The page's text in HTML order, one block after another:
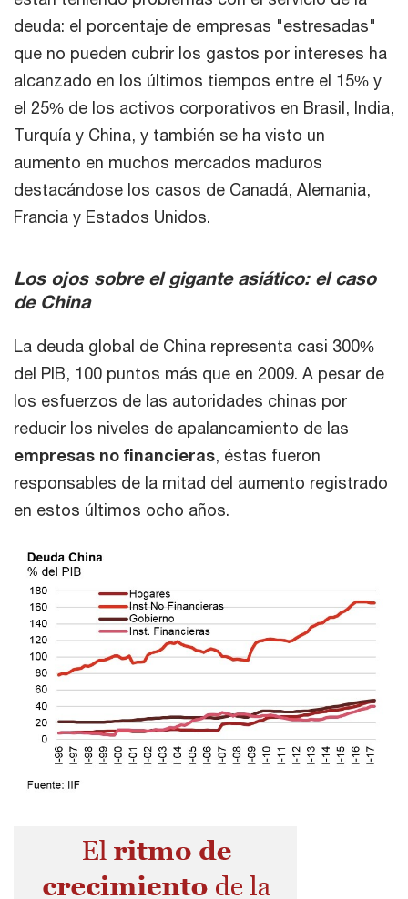
deuda: el porcentaje de empresas "estresadas"
que no pueden cubrir los gastos por intereses ha
alcanzado en los últimos tiempos entre el 15% y
el 25% de los activos corporativos en Brasil, India,
Turquía y China, y también se ha visto un
aumento en muchos mercados maduros
destacándose los casos de Canadá, Alemania,
Francia y Estados Unidos.
Los ojos sobre el gigante asiático: el caso
de China
La deuda global de China representa casi 300%
del PIB, 100 puntos más que en 2009. A pesar de
los esfuerzos de las autoridades chinas por
reducir los niveles de apalancamiento de las
empresas no financieras, éstas fueron
responsables de la mitad del aumento registrado
en estos últimos ocho años.